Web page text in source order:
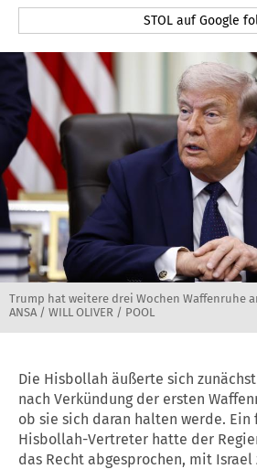
STOL auf Google
Trump hat weitere drei Wochen Waffenruhe
ANSA / WILL OLIVER / POOL
Die Hisbollah äußerte sich
nach Verkündung der ersten
ob sie sich daran halten werde. Ein
Hisbollah-Vertreter hatte der
das Recht abgesprochen, mit Israel